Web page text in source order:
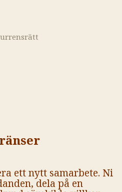
ett nytt samarbete. Ni
dela på en